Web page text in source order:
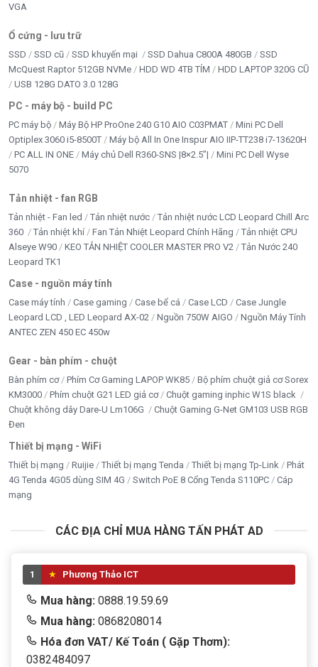
VGA
Ổ cứng - lưu trữ
SSD SSD cũ SSD khuyến mại SSD Dahua C800A 480GB
SSD
McQuest Raptor 512GB NVMe
HDD WD 4TB TÍM
HDD LAPTOP 320G CŨ
USB 128G DATO 3.0 128G
PC - máy bộ - build PC
PC máy bộ Máy Bộ HP ProOne 240 G10 AIO C03PMAT
Mini PC Dell
Optiplex 3060 i5-8500T
Máy bộ All In One Inspur AIO IIP-TT238 i7-13620H
PC ALL IN ONE
Máy chủ Dell R360-SNS |8×2.5”|
Mini PC Dell Wyse
5070
Tản nhiệt - fan RGB
Tản nhiệt - Fan led Tản nhiệt nước
Tản nhiệt nước LCD Leopard Chill Arc
360
Tản nhiệt khí Fan Tản Nhiệt Leopard Chính Hãng
Tản nhiệt CPU
Alseye W90
KEO TẢN NHIỆT COOLER MASTER PRO V2
Tản Nước 240
Leopard TK1
Case - nguồn máy tính
Case máy tính Case gaming Case bể cá Case LCD
Case Jungle
Leopard LCD , LED Leopard AX-02
Nguồn 750W AIGO
Nguồn Máy Tính
ANTEC ZEN 450 EC 450w
Gear - bàn phím - chuột
Bàn phím cơ Phím Cơ Gaming LAPOP WK85
Bộ phím chuột giả cơ Sorex
KM3000
Phím chuột G21 LED giả cơ
Chuột gaming inphic W1S black
Chuột không dây Dare-U Lm106G
Chuột Gaming G-Net GM103 USB RGB
Đen
Thiết bị mạng - WiFi
Thiết bị mạng Ruijie Thiết bị mạng Tenda Thiết bị mạng Tp-Link
Phát
4G Tenda 4G05 dùng SIM 4G
Switch PoE 8 Cổng Tenda S110PC
Cáp
mạng
CÁC ĐỊA CHỈ MUA HÀNG TẤN PHÁT AD
1 Phương Thảo ICT
Mua hàng: 0888.19.59.69
Mua hàng: 0868208014
Hóa đơn VAT/ Kế Toán ( Gặp Thơm):
0382484097